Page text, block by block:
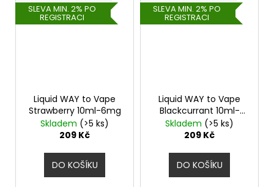
SLEVA MIN. 2% PO
REGISTRACI
Liquid WAY to Vape
Strawberry 10ml-6mg
Skladem (>5 ks)
209 Kč
DO KOŠÍKU
SLEVA MIN. 2% PO
REGISTRACI
Liquid WAY to Vape
Blackcurrant 10ml-
18mg
Skladem (>5 ks)
209 Kč
DO KOŠÍKU